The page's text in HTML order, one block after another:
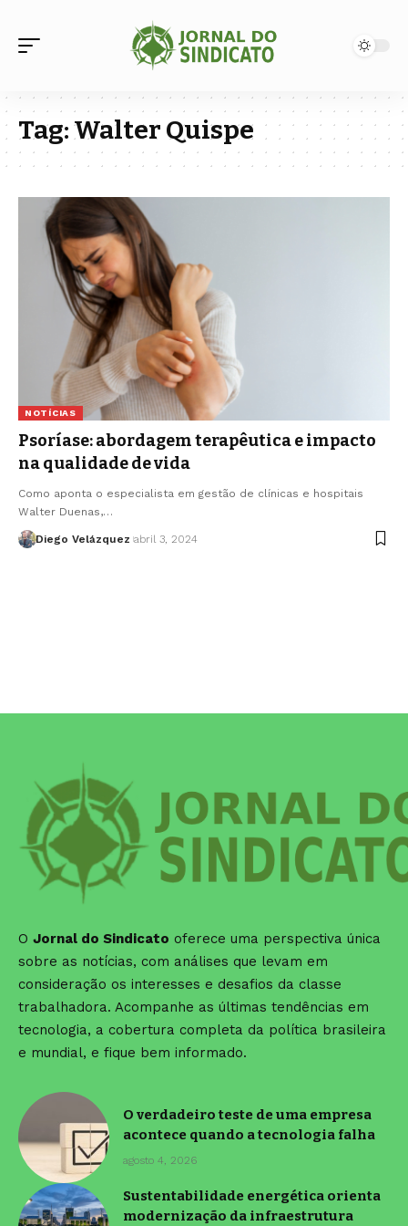
Tag:Walter Quispe
NOTÍCIAS
Psoríase: abordagem terapêutica e impacto
na qualidade de vida
Como aponta o especialista em gestão de clínicas e hospitais
Walter Duenas,…
Diego Velázquez abril 3, 2024
O Jornal do Sindicato oferece uma perspectiva única
sobre as notícias, com análises que levam em
consideração os interesses e desafios da classe
trabalhadora. Acompanhe as últimas tendências em
tecnologia, a cobertura completa da política brasileira
e mundial, e fique bem informado.
O verdadeiro teste de uma empresa
acontece quando a tecnologia falha
agosto 4, 2026
Sustentabilidade energética orienta
modernização da infraestrutura